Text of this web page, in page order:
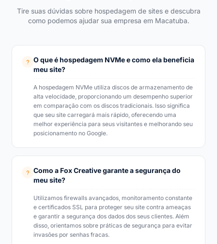
Tire suas dúvidas sobre hospedagem de sites e descubra
como podemos ajudar sua empresa em Macatuba.
O que é hospedagem NVMe e como ela beneficia
meu site?
A hospedagem NVMe utiliza discos de armazenamento de
alta velocidade, proporcionando um desempenho superior
em comparação com os discos tradicionais. Isso significa
que seu site carregará mais rápido, oferecendo uma
melhor experiência para seus visitantes e melhorando seu
posicionamento no Google.
Como a Fox Creative garante a segurança do
meu site?
Utilizamos firewalls avançados, monitoramento constante
e certificados SSL para proteger seu site contra ameaças
e garantir a segurança dos dados dos seus clientes. Além
disso, orientamos sobre práticas de segurança para evitar
invasões por senhas fracas.